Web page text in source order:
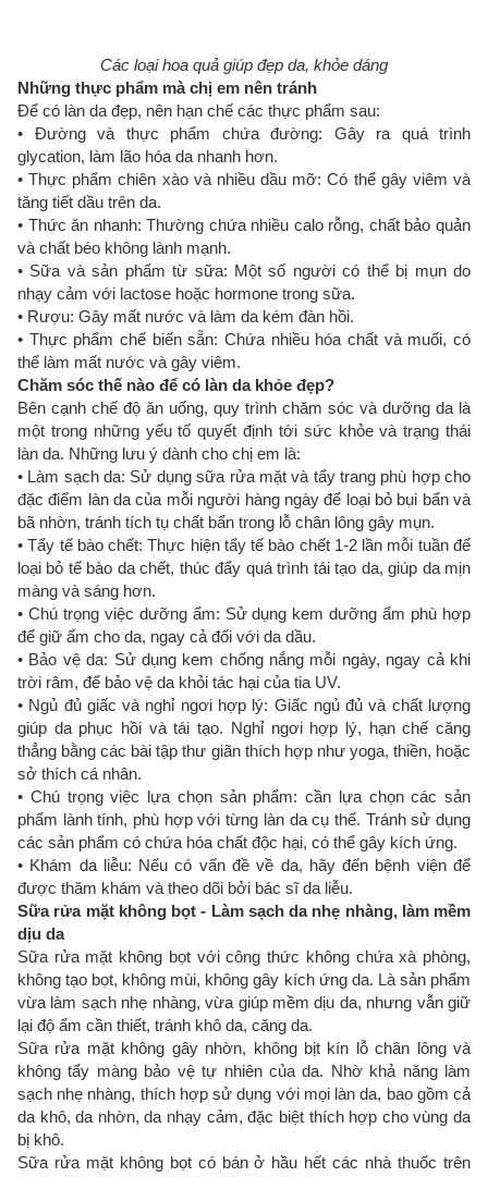
Các loại hoa quả giúp đẹp da, khỏe dáng
Những thực phẩm mà chị em nên tránh
Để có làn da đẹp, nên hạn chế các thực phẩm sau:
• Đường và thực phẩm chứa đường: Gây ra quá trình
glycation, làm lão hóa da nhanh hơn.
• Thực phẩm chiên xào và nhiều dầu mỡ: Có thể gây viêm và
tăng tiết dầu trên da.
• Thức ăn nhanh: Thường chứa nhiều calo rỗng, chất bảo quản
và chất béo không lành mạnh.
• Sữa và sản phẩm từ sữa: Một số người có thể bị mụn do
nhạy cảm với lactose hoặc hormone trong sữa.
• Rượu: Gây mất nước và làm da kém đàn hồi.
• Thực phẩm chế biến sẵn: Chứa nhiều hóa chất và muối, có
thể làm mất nước và gây viêm.
Chăm sóc thế nào để có làn da khỏe đẹp?
Bên cạnh chế độ ăn uống, quy trình chăm sóc và dưỡng da là
một trong những yếu tố quyết định tới sức khỏe và trạng thái
làn da. Những lưu ý dành cho chị em là:
• Làm sạch da: Sử dụng sữa rửa mặt và tẩy trang phù hợp cho
đặc điểm làn da của mỗi người hàng ngày để loại bỏ bụi bẩn và
bã nhờn, tránh tích tụ chất bẩn trong lỗ chân lông gây mụn.
• Tẩy tế bào chết: Thực hiện tẩy tế bào chết 1-2 lần mỗi tuần để
loại bỏ tế bào da chết, thúc đẩy quá trình tái tạo da, giúp da mịn
màng và sáng hơn.
• Chú trọng việc dưỡng ẩm: Sử dụng kem dưỡng ẩm phù hợp
để giữ ẩm cho da, ngay cả đối với da dầu.
• Bảo vệ da: Sử dụng kem chống nắng mỗi ngày, ngay cả khi
trời râm, để bảo vệ da khỏi tác hại của tia UV.
• Ngủ đủ giấc và nghỉ ngơi hợp lý: Giấc ngủ đủ và chất lượng
giúp da phục hồi và tái tạo. Nghỉ ngơi hợp lý, hạn chế căng
thẳng bằng các bài tập thư giãn thích hợp như yoga, thiền, hoặc
sở thích cá nhân.
• Chú trọng việc lựa chọn sản phẩm: cần lựa chọn các sản
phẩm lành tính, phù hợp với từng làn da cụ thể. Tránh sử dụng
các sản phẩm có chứa hóa chất độc hại, có thể gây kích ứng.
• Khám da liễu: Nếu có vấn đề về da, hãy đến bệnh viện để
được thăm khám và theo dõi bởi bác sĩ da liễu.
Sữa rửa mặt không bọt - Làm sạch da nhẹ nhàng, làm mềm
dịu da
Sữa rửa mặt không bọt với công thức không chứa xà phòng,
không tạo bọt, không mùi, không gây kích ứng da. Là sản phẩm
vừa làm sạch nhẹ nhàng, vừa giúp mềm dịu da, nhưng vẫn giữ
lại độ ẩm cần thiết, tránh khô da, căng da.
Sữa rửa mặt không gây nhờn, không bịt kín lỗ chân lông và
không tẩy màng bảo vệ tự nhiên của da. Nhờ khả năng làm
sạch nhẹ nhàng, thích hợp sử dụng với mọi làn da, bao gồm cả
da khô, da nhờn, da nhạy cảm, đặc biệt thích hợp cho vùng da
bị khô.
Sữa rửa mặt không bọt có bán ở hầu hết các nhà thuốc trên